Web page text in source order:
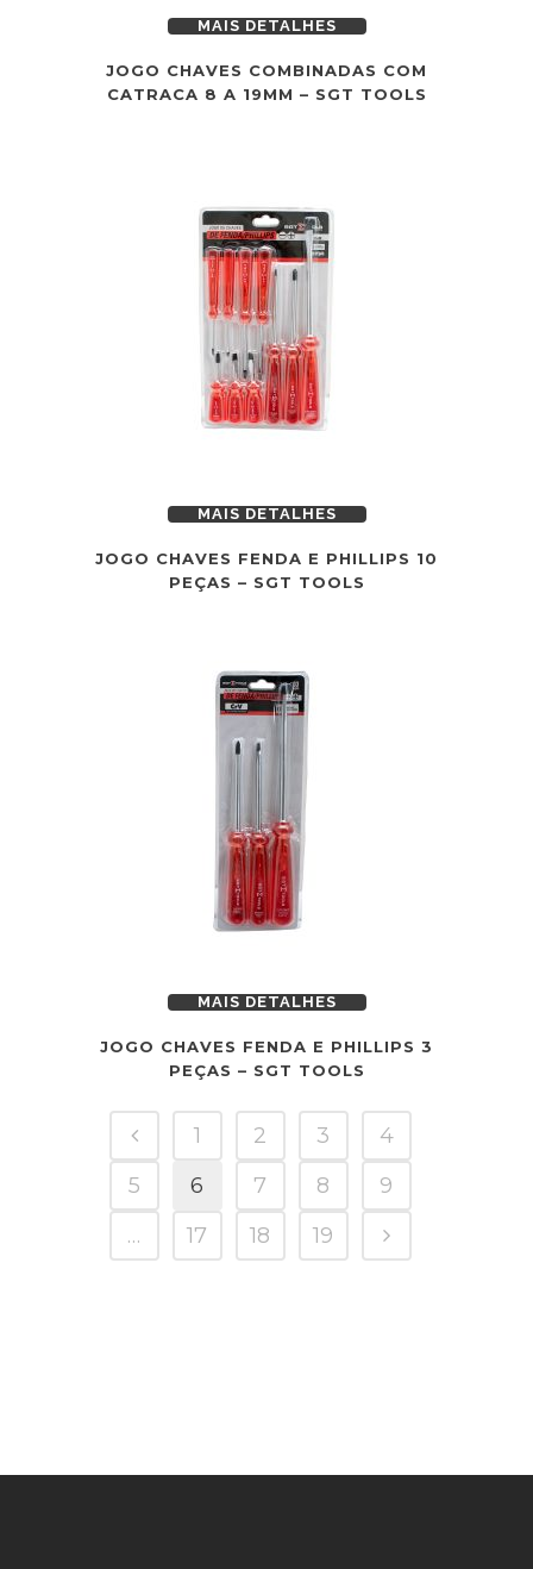
MAIS DETALHES
JOGO CHAVES COMBINADAS COM
CATRACA 8 A 19MM – SGT TOOLS
MAIS DETALHES
JOGO CHAVES FENDA E PHILLIPS 10
PEÇAS – SGT TOOLS
MAIS DETALHES
JOGO CHAVES FENDA E PHILLIPS 3
PEÇAS – SGT TOOLS
1 2 3
4
5
6 7 8
9
…
17 18 19